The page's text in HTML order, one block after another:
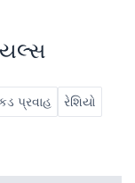
પ્રવાહ રેશિયો